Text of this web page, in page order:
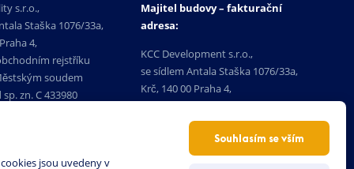
s.r.o.,
Staška 1076/33a,
4,
rejstříku
soudem
zn. C 433980
Majitel budovy – fakturační
adresa:
KCC Development s.r.o.,
se sídlem Antala Staška 1076/33a,
Krč, 140 00 Praha 4,
vedeném Krajským soudem v Brně
pod sp. zn. C 120019,
IČO: 06143849,
jsou uvedeny v
Souhlasím se vším